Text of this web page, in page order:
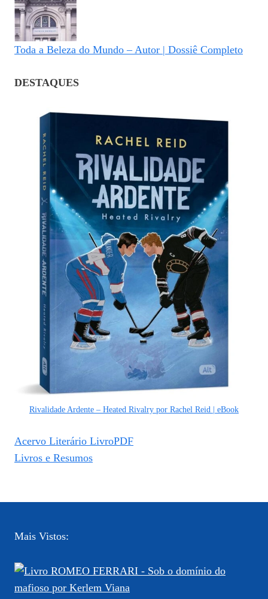
Toda a Beleza do Mundo – Autor | Dossiê Completo
DESTAQUES
Rivalidade Ardente – Heated Rivalry por Rachel Reid | eBook
Acervo Literário LivroPDF
Livros e Resumos
Mais Vistos: